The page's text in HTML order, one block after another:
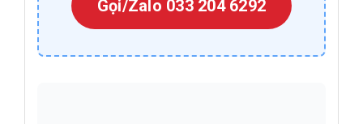
Gọi/Zalo 033 204 6292